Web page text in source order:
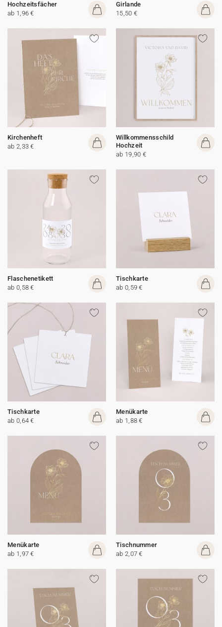
Hochzeitsfächer
ab 1,96 €
Girlande
15,50 €
Kirchenheft
ab 2,33 €
Willkommensschild
Hochzeit
ab 19,90 €
Flaschenetikett
ab 0,58 €
Tischkarte
ab 0,59 €
Tischkarte
ab 0,64 €
Menükarte
ab 1,88 €
Menükarte
ab 1,97 €
Tischnummer
ab 2,07 €